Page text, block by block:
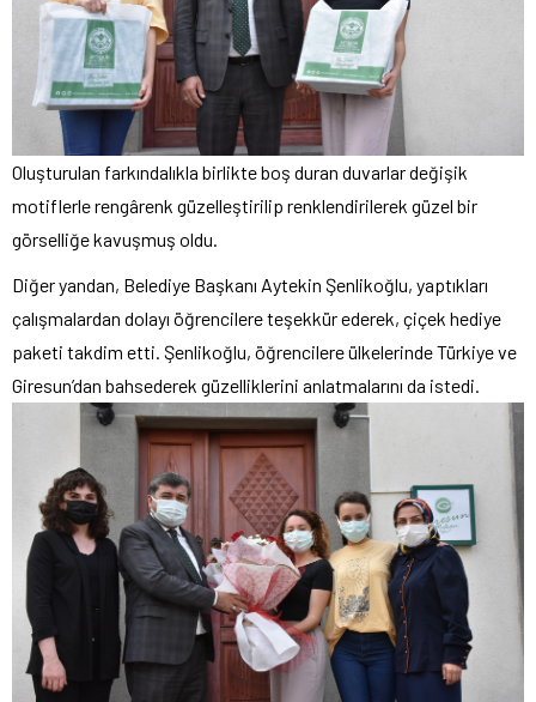
Oluşturulan farkındalıkla birlikte boş duran duvarlar değişik
motiflerle rengârenk güzelleştirilip renklendirilerek güzel bir
görselliğe kavuşmuş oldu.
Diğer yandan, Belediye Başkanı Aytekin Şenlikoğlu, yaptıkları
çalışmalardan dolayı öğrencilere teşekkür ederek, çiçek hediye
paketi takdim etti. Şenlikoğlu, öğrencilere ülkelerinde Türkiye ve
Giresun’dan bahsederek güzelliklerini anlatmalarını da istedi.